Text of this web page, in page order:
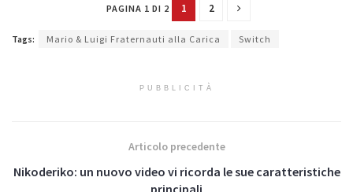
PAGINA 1 DI 2 1 2
Tags: Mario & Luigi Fraternauti alla Carica Switch
PUBBLICITÀ
Articolo precedente
Nikoderiko: un nuovo video vi ricorda le sue caratteristiche
principali